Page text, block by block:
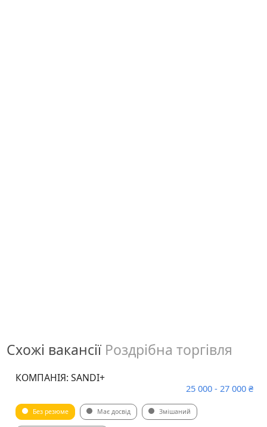
Схожі вакансії Роздрібна торгівля
КОМПАНІЯ: SANDI+
25 000 - 27 000 ₴
Без резюме Має досвід Змішаний